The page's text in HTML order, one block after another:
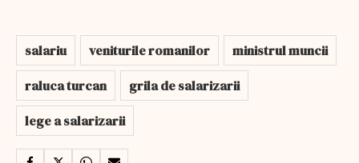
salariu veniturile romanilor
ministrul muncii
raluca turcan
grila de salarizarii
lege a salarizarii